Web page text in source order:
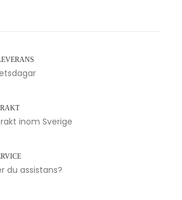
inom Sverige
du assistans?